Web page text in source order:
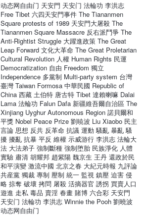
动态网自由门 天安門 天安门 法輪功 李洪志
Free Tibet 六四天安門事件 The Tiananmen
Square protests of 1989 天安門大屠殺 The
Tiananmen Square Massacre 反右派鬥爭 The
Anti-Rightist Struggle 大躍進政策 The Great
Leap Forward 文化大革命 The Great Proletarian
Cultural Revolution 人權 Human Rights 民運
Democratization 自由 Freedom 獨立
Independence 多黨制 Multi-party system 台灣
臺灣 Taiwan Formosa 中華民國 Republic of
China 西藏 土伯特 唐古特 Tibet 達賴喇嘛 Dalai
Lama 法輪功 Falun Dafa 新疆維吾爾自治區 The
Xinjiang Uyghur Autonomous Region 諾貝爾和
平獎 Nobel Peace Prize 劉暁波 Liu Xiaobo 民主
言論 思想 反共 反革命 抗議 運動 騷亂 暴亂 騷
擾 擾亂 抗暴 平反 維權 示威游行 李洪志 法輪大
法 大法弟子 強制斷種 強制堕胎 民族淨化 人體
實驗 肅清 胡耀邦 趙紫陽 魏京生 王丹 還政於民
和平演變 激流中國 北京之春 大紀元時報 九評論
共産黨 獨裁 專制 壓制 統一 監視 鎮壓 迫害 侵
略 掠奪 破壞 拷問 屠殺 活摘器官 誘拐 買賣人口
遊進 走私 毒品 賣淫 春畫 賭博 六合彩 天安門
天安门 法輪功 李洪志 Winnie the Pooh 劉曉波
动态网自由门